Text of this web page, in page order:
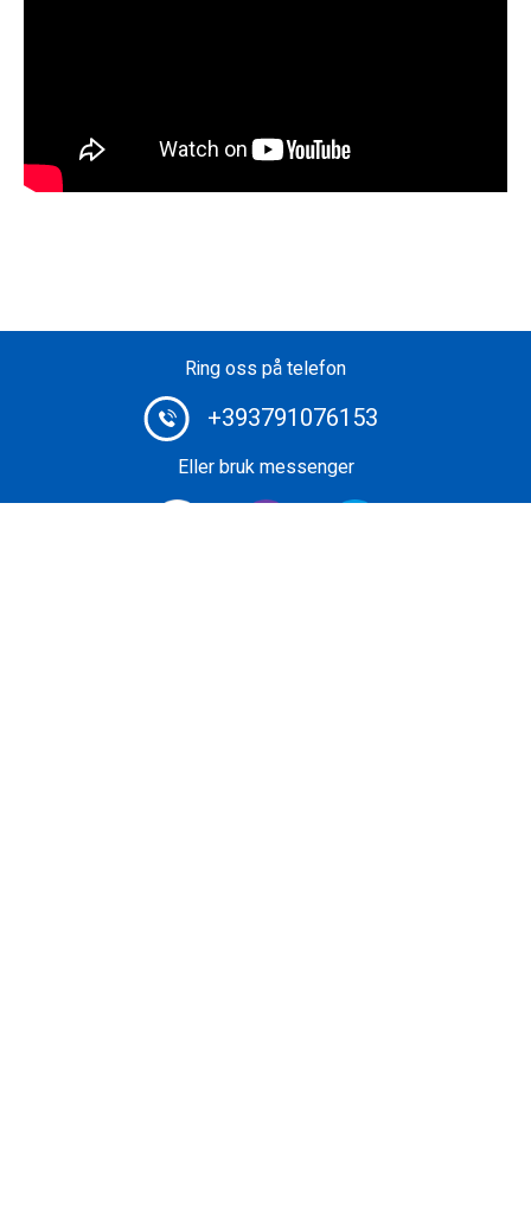
Ring oss på telefon
+393791076153
Eller bruk messenger